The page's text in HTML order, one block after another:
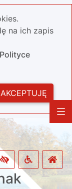
na ich zapis
Polityce